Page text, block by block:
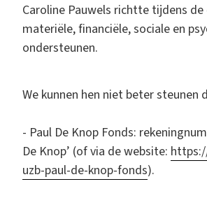
Caroline Pauwels richtte tijdens
materiële, financiële, sociale en
ondersteunen.
We kunnen hen niet beter steunen
- Paul De Knop Fonds:
De Knop’ (of via de website:
uzb-paul-de-knop-fonds).